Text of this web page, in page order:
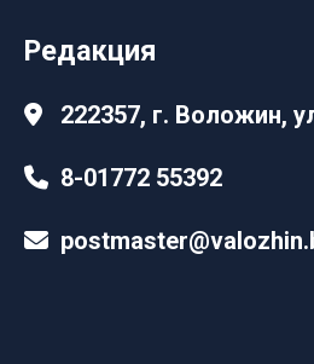
Редакция
222357, г. Воложин,
8-01772 55392